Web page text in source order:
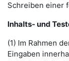
Schreiben einer
Inhalts- und
(1) Im Rahmen
Eingaben